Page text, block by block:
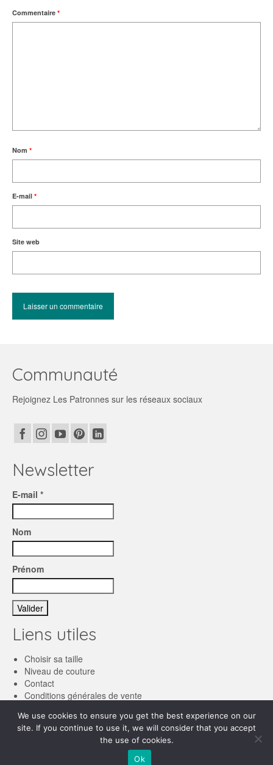
Commentaire *
Nom *
E-mail *
Site web
Communauté
Rejoignez Les Patronnes sur les réseaux sociaux
Newsletter
E-mail *
Nom
Prénom
Liens utiles
Choisir sa taille
Niveau de couture
Contact
Conditions générales de vente
We use cookies to ensure you get the best experience on our
site. If you continue to use it, we will consider that you accept
the use of cookies.
Ok